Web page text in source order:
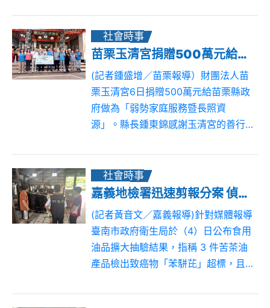
程車輛及機具設備整備待命外，亦針
對易致災路段實施線路巡檢及樹木修
剪，同時抽調...
社會時事
苗栗玉清宮捐贈500萬元給縣府 挹注弱勢家庭及長照醫療
(記者鍾盛增／苗栗報導）財團法人苗
栗玉清宮6日捐贈500萬元給苗栗縣政
府做為「弱勢家庭服務暨長照資
源」。縣長鍾東錦感謝玉清宮的善行
庭急難救助共有2千萬元，截至115 年
7 月底止，已嘉惠1,514 戶陷入困...
社會時事
嘉義地檢署迅速剪報分案 偵辦苦茶油苯駢芘超標案
(記者黃音文／嘉義報導)針對媒體報導
臺南市政府衛生局於（4）日公布食用
油品擴大抽驗結果，指稱 3 件苦茶油
產品檢出致癌物「苯駢芘」超標，且
油工廠」等上游原料與製造源頭乙